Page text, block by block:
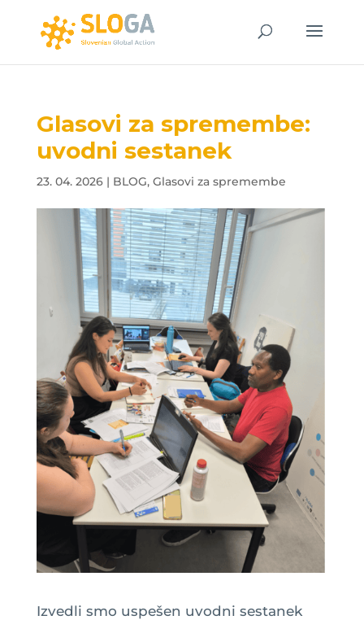
Glasovi za spremembe:
uvodni sestanek
23. 04. 2026| BLOG, Glasovi za spremembe
Izvedli smo uspešen uvodni sestanek